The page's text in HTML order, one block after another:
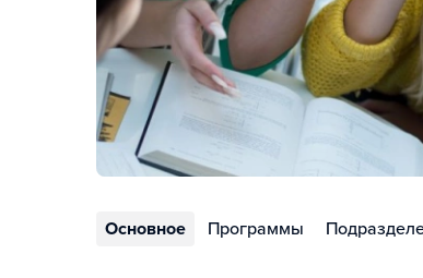
Основное Программы